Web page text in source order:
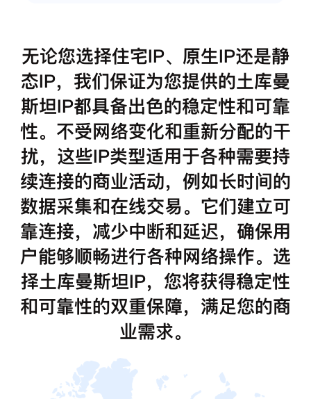
无论您选择住宅IP、原生IP还是静
态IP，我们保证为您提供的土库曼
斯坦IP都具备出色的稳定性和可靠
性。不受网络变化和重新分配的干
扰，这些IP类型适用于各种需要持
续连接的商业活动，例如长时间的
数据采集和在线交易。它们建立可
靠连接，减少中断和延迟，确保用
户能够顺畅进行各种网络操作。选
择土库曼斯坦IP，您将获得稳定性
和可靠性的双重保障，满足您的商
业需求。